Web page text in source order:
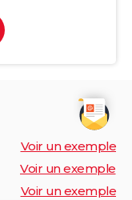
Voir un exemple
Voir un exemple
Voir un exemple